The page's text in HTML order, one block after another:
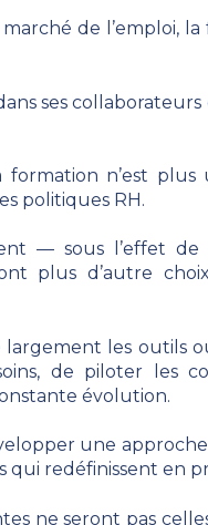
de l’emploi,
ses
n’est plus
politiques RH.
— sous l’effet
plus d’autre
largement les
de piloter les
évolution.
une
qui redéfinissent en
ne seront pas